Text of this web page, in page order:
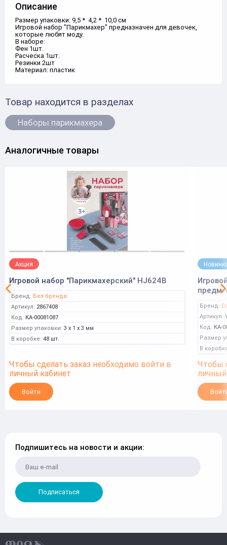
Описание
Размер упаковки: 9,5 * 4,2 * 10,0 см
Игровой набор "Парикмахер" предназначен для девочек,
которые любят моду.
В наборе:
Фен 1шт.
Расческа 1шт.
Резинки 2шт
Материал: пластик
Товар находится в разделах
Наборы парикмахера
Аналогичные товары
Акция
Игровой набор "Парикмахерский" HJ624B
Бренд: Без бренда
Артикул: 2867408
Код: КА-00081087
Размер упаковки: 3 x 1 x 3 мм
В коробке: 48 шт.
Чтобы сделать заказ необходимо войти в
личный кабинет
Войти
предм.
Бренд:
Артикул:
Код: КА-
Размер
В
Чтобы
Подпишитесь на новости и акции:
Подписаться